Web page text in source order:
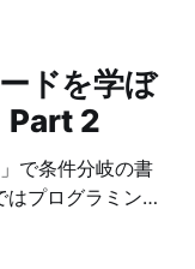
ドを学ぼ
Part 2
で条件分岐の書
プログラミング